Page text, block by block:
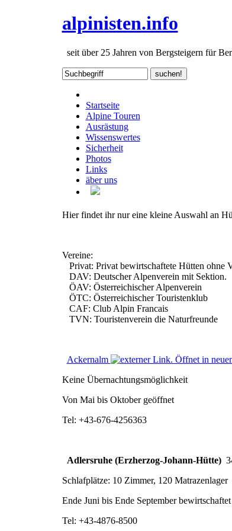
alpinisten.info
seit über 25 Jahren von Bergsteigern für
Startseite
Alpine Touren
Ausrästung
Wissenswertes
Sicherheit
Photos
Links
äber uns
Hier findet ihr nur eine kleine Auswahl an
Vereine:
Privat: Privat bewirtschaftete Hütten ohne
DAV: Deutscher Alpenverein mit Sektion.
ÖAV: Österreichischer Alpenverein
ÖTC: Österreichischer Touristenklub
CAF: Club Alpin Francais
TVN: Touristenverein die Naturfreunde
Ackernalm
Keine Übernachtungsmöglichkeit
Von Mai bis Oktober geöffnet
Tel: +43-676-4256363
Adlersruhe (Erzherzog-Johann-Hütte)
Schlafplätze: 10 Zimmer, 120 Matrazenlager
Ende Juni bis Ende September bewirtschaftet
Tel: +43-4876-8500